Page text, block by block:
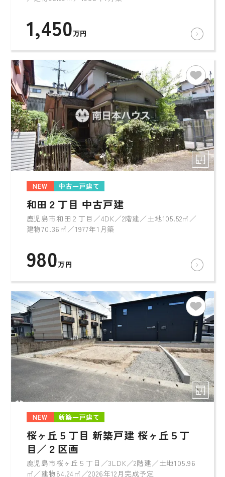
1,450万円
NEW 中古一戸建て
和田２丁目 中古戸建
鹿児島市和田２丁目／4DK／2階建／土地105.52㎡／
建物70.36㎡／1977年1月築
980万円
NEW 新築一戸建て
桜ヶ丘５丁目 新築戸建 桜ヶ丘５丁
目／２区画
鹿児島市桜ヶ丘５丁目／3LDK／2階建／土地105.96
㎡／建物84.24㎡／2026年12月完成予定